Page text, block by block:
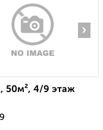
›
50м², 4/9 этаж